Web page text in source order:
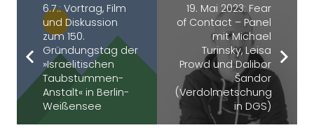
6.7.: Vortrag, Film
und Diskussion
zum 150.
Gründungstag der
»Israelitischen
Taubstummen-
Anstalt« in Berlin-
Weißensee
19. Mai 2023: Fear
of Contact – Panel
mit Michael
Turinsky, Leisa
Prowd und Dalibor
Šandor
(Verdolmetschung
in DGS)